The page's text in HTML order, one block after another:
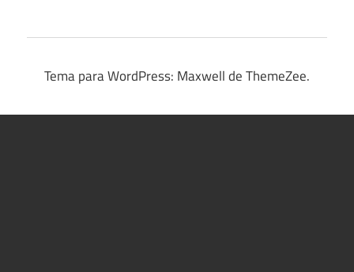
Tema para WordPress: Maxwell de ThemeZee.